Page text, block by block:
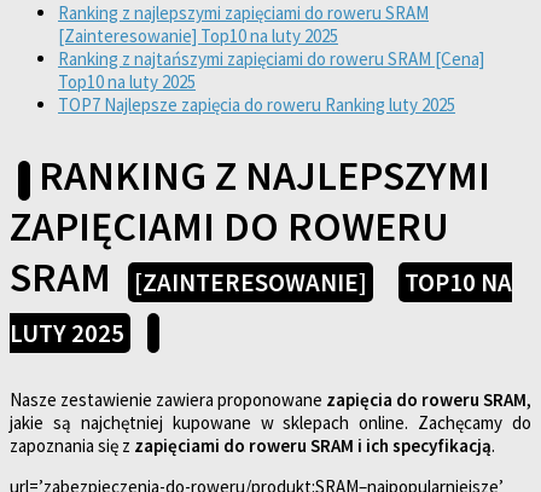
Ranking z najlepszymi zapięciami do roweru SRAM
[Zainteresowanie] Top10 na luty 2025
Ranking z najtańszymi zapięciami do roweru SRAM [Cena]
Top10 na luty 2025
TOP7 Najlepsze zapięcia do roweru Ranking luty 2025
RANKING Z NAJLEPSZYMI
ZAPIĘCIAMI DO ROWERU
SRAM
[ZAINTERESOWANIE]
TOP10 NA
LUTY 2025
Nasze zestawienie zawiera proponowane zapięcia do roweru SRAM,
jakie są najchętniej kupowane w sklepach online. Zachęcamy do
zapoznania się z zapięciami do roweru SRAM i ich specyfikacją.
url=’zabezpieczenia-do-roweru/produkt:SRAM–najpopularniejsze’